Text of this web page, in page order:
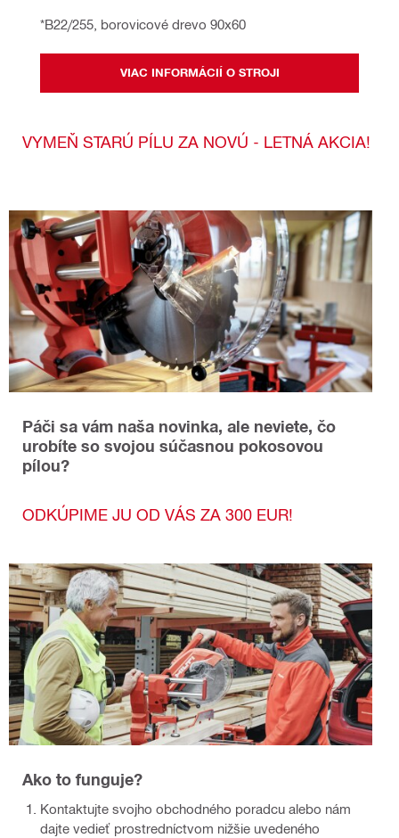
*B22/255, borovicové drevo 90x60
VIAC INFORMÁCIÍ O STROJI
VYMEŇ STARÚ PÍLU ZA NOVÚ - LETNÁ AKCIA!
Páči sa vám naša novinka, ale neviete, čo
urobíte so svojou súčasnou pokosovou
pílou?
ODKÚPIME JU OD VÁS ZA 300 EUR!
Ako to funguje?
Kontaktujte svojho obchodného poradcu alebo nám
dajte vedieť prostredníctvom nižšie uvedeného